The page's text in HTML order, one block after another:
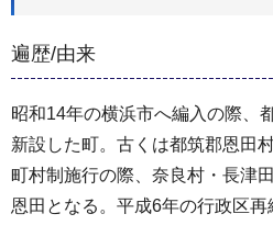
遍歴/由来
昭和14年の横浜市へ編入の際、
新設した町。古くは都筑郡恩田
町村制施行の際、奈良村・長津
恩田となる。平成6年の行政区